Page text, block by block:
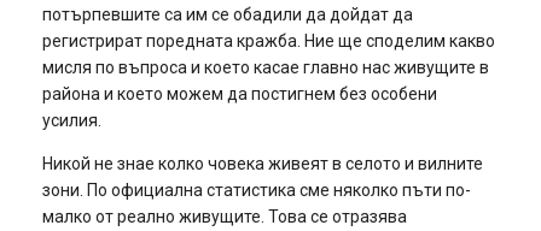
потърпевшите са им се обадили да дойдат да
регистрират поредната кражба. Ние ще споделим какво
мисля по въпроса и което касае главно нас живущите в
района и което можем да постигнем без особени
усилия.
Никой не знае колко човека живеят в селото и вилните
зони. По официална статистика сме няколко пъти по-
малко от реално живущите. Това се отразява